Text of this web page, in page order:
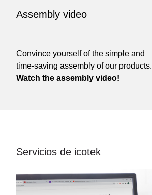
Assembly video
Convince yourself of the simple and
time-saving assembly of our products.
Watch the assembly video!
Servicios de icotek